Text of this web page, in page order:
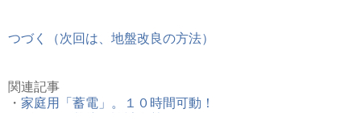
つづく（次回は、地盤改良の方法）
関連記事
・ 家庭用「蓄電」。１０時間可動！